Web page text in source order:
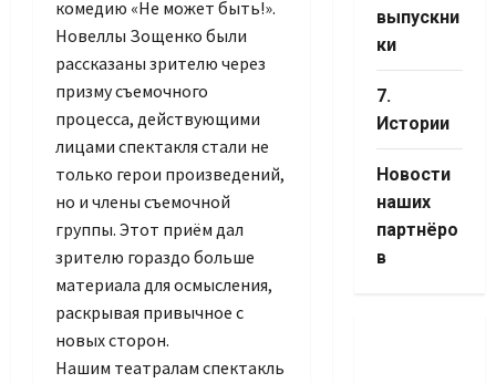
комедию «Не может быть!».
Новеллы Зощенко были
рассказаны зрителю через
призму съемочного
процесса, действующими
лицами спектакля стали не
только герои произведений,
но и члены съемочной
группы. Этот приём дал
зрителю гораздо больше
материала для осмысления,
раскрывая привычное с
новых сторон.
Нашим театралам спектакль
выпускни
ки
7.
Истории
Новости
наших
партнёро
в